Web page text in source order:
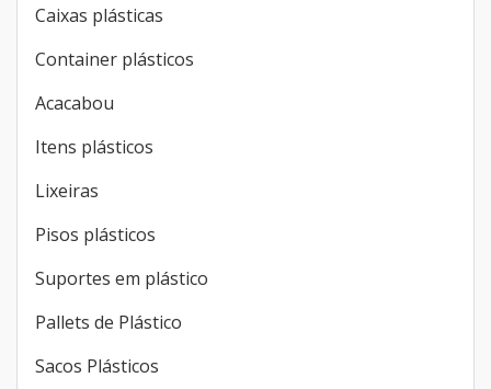
Caixas plásticas
Container plásticos
Acacabou
Itens plásticos
Lixeiras
Pisos plásticos
Suportes em plástico
Pallets de Plástico
Sacos Plásticos